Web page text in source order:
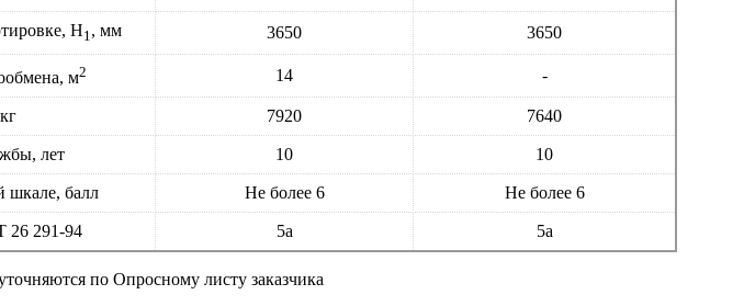
Н1, мм 3650 3650
м2 14 -
7920 7640
лет 10 10
шкале, балл Не более 6 Не более 6
26 291-94 5а 5а
по Опросному листу заказчика